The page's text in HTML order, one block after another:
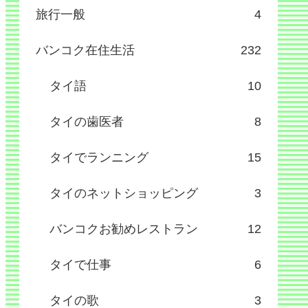
旅行一般 4
バンコク在住生活 232
タイ語 10
タイの歯医者 8
タイでランニング 15
タイのネットショッピング 3
バンコクお勧めレストラン 12
タイで仕事 6
タイの歌 3